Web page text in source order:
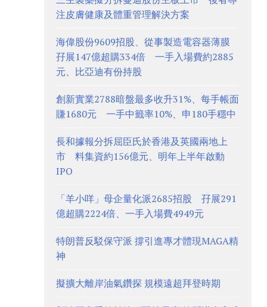
注皮膚健康及體重管理解決方案
海偉股份9609招股、從事製造電容器薄膜
孖展147億超購334倍 一手入場費約2885
元、比亞迪有份持股
創新實業2788暗盤最多收升31%、每手帳面
賺1680元 一手中籤率10%、申180手穩中
長和據報分拆屈臣氏於香港及英國兩地上
市 料集資約156億元、明年上半年啟動
IPO
「羊小咩」母企量化派2685招股 孖展291
億超購2224倍、一手入場費4949元
特朗普反駁保守派 撐引進專才體現MAGA精
神
擬擴大離岸油氣鑽探 規模遠超拜登時期